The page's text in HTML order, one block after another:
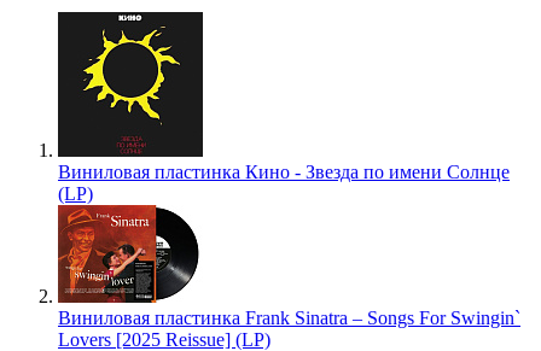
Виниловая пластинка Кино - Звезда по имени Солнце
(LP)
Виниловая пластинка Frank Sinatra – Songs For Swingin`
Lovers [2025 Reissue] (LP)